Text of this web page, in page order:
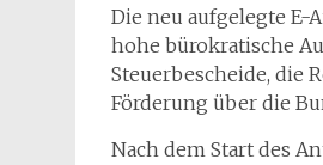
Die neu aufgelegte E-
hohe bürokratische
Steuerbescheide, die
Förderung über die
Nach dem Start des